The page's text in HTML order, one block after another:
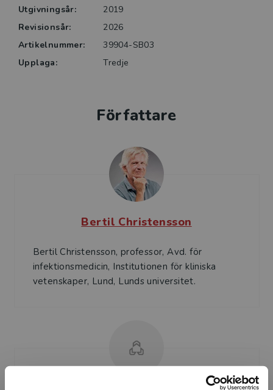
Utgivningsår:
2019
Revisionsår:
2026
Artikelnummer:
39904-SB03
Upplaga:
Tredje
Författare
Bertil Christensson
Bertil Christensson, professor, Avd. för
infektionsmedicin, Institutionen för kliniska
vetenskaper, Lund, Lunds universitet.